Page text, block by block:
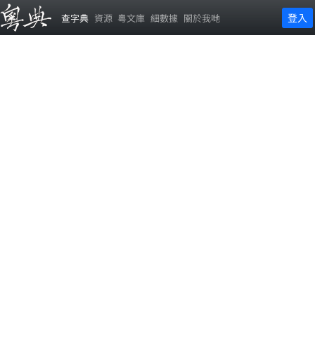
查字典 資源 粵文庫 細數據 關於我哋 登入